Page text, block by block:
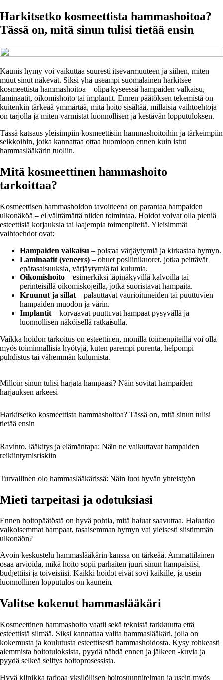
Harkitsetko kosmeettista hammashoitoa?
Tässä on, mitä sinun tulisi tietää ensin
Kaunis hymy voi vaikuttaa suuresti itsevarmuuteen ja siihen, miten
muut sinut näkevät. Siksi yhä useampi suomalainen harkitsee
kosmeettista hammashoitoa – olipa kyseessä hampaiden valkaisu,
laminaatit, oikomishoito tai implantit. Ennen päätöksen tekemistä on
kuitenkin tärkeää ymmärtää, mitä hoito sisältää, millaisia vaihtoehtoja
on tarjolla ja miten varmistat luonnollisen ja kestävän lopputuloksen.
Tässä katsaus yleisimpiin kosmeettisiin hammashoitoihin ja tärkeimpiin
seikkoihin, jotka kannattaa ottaa huomioon ennen kuin istut
hammaslääkärin tuoliin.
Mitä kosmeettinen hammashoito
tarkoittaa?
Kosmeettisen hammashoidon tavoitteena on parantaa hampaiden
ulkonäköä – ei välttämättä niiden toimintaa. Hoidot voivat olla pieniä
esteettisiä korjauksia tai laajempia toimenpiteitä. Yleisimmät
vaihtoehdot ovat:
Hampaiden valkaisu – poistaa värjäytymiä ja kirkastaa hymyn.
Laminaatit (veneers) – ohuet posliinikuoret, jotka peittävät
epätasaisuuksia, värjäytymiä tai kulumia.
Oikomishoito – esimerkiksi läpinäkyvillä kalvoilla tai
perinteisillä oikomiskojeilla, jotka suoristavat hampaita.
Kruunut ja sillat – palauttavat vaurioituneiden tai puuttuvien
hampaiden muodon ja värin.
Implantit – korvaavat puuttuvat hampaat pysyvällä ja
luonnollisen näköisellä ratkaisulla.
Vaikka hoidon tarkoitus on esteettinen, monilla toimenpiteillä voi olla
myös toiminnallisia hyötyjä, kuten parempi purenta, helpompi
puhdistus tai vähemmän kulumista.
Milloin sinun tulisi harjata hampaasi? Näin sovitat hampaiden
harjauksen arkeesi
Harkitsetko kosmeettista hammashoitoa? Tässä on, mitä sinun tulisi
tietää ensin
Ravinto, lääkitys ja elämäntapa: Näin ne vaikuttavat hampaiden
reikiintymisriskiin
Turvallinen olo hammaslääkärissä: Näin luot hyvän yhteistyön
Mieti tarpeitasi ja odotuksiasi
Ennen hoitopäätöstä on hyvä pohtia, mitä haluat saavuttaa. Haluatko
valkoisemmat hampaat, tasaisemman hymyn vai yleisesti siistimmän
ulkonäön?
Avoin keskustelu hammaslääkärin kanssa on tärkeää. Ammattilainen
osaa arvioida, mikä hoito sopii parhaiten juuri sinun hampaisiisi,
budjettiisi ja toiveisiisi. Kaikki hoidot eivät sovi kaikille, ja usein
luonnollinen lopputulos on kaunein.
Valitse kokenut hammaslääkäri
Kosmeettinen hammashoito vaatii sekä teknistä tarkkuutta että
esteettistä silmää. Siksi kannattaa valita hammaslääkäri, jolla on
kokemusta ja koulutusta esteettisestä hammashoidosta. Kysy rohkeasti
aiemmista hoitotuloksista, pyydä nähdä ennen ja jälkeen -kuvia ja
pyydä selkeä selitys hoitoprosessista.
Hyvä klinikka tarjoaa yksilöllisen hoitosuunnitelman ja usein myös